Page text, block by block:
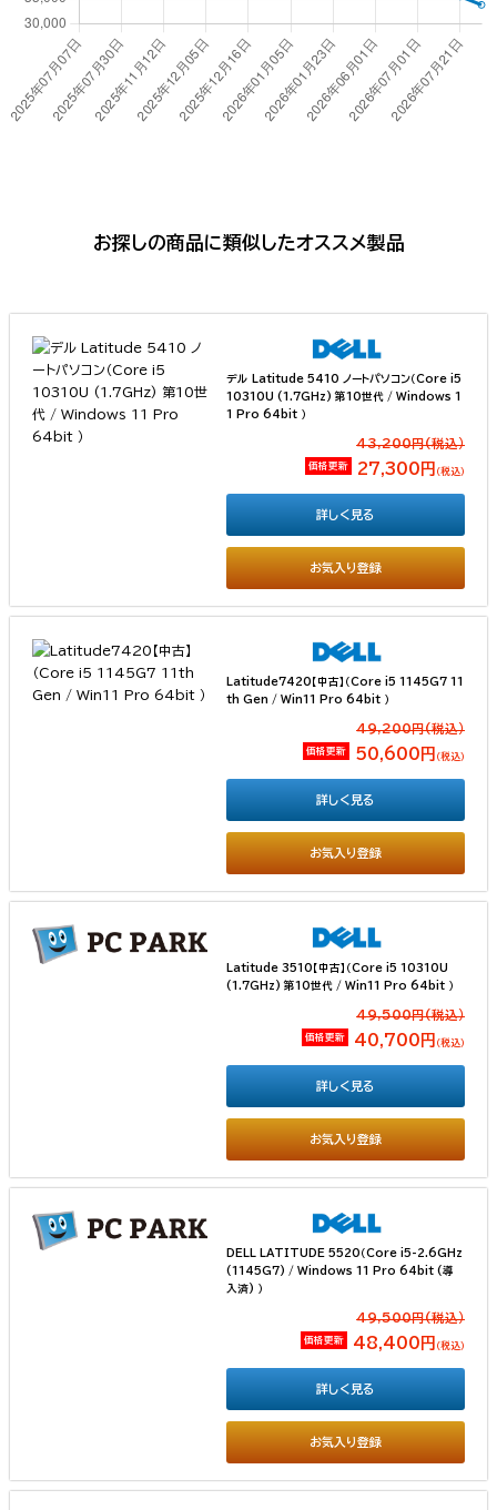
お探しの商品に類似したオススメ製品
デル Latitude 5410 ノートパソコン（Core i5
10310U (1.7GHz) 第10世代 / Windows 1
1 Pro 64bit ）
43,200円(税込）
価格更新 27,300円 （税込）
お気入り登録
詳しく見る
Latitude7420【中古】（Core i5 1145G7 11
th Gen / Win11 Pro 64bit ）
49,200円(税込）
価格更新 50,600円 （税込）
お気入り登録
詳しく見る
Latitude 3510【中古】（Core i5 10310U
(1.7GHz) 第10世代 / Win11 Pro 64bit ）
49,500円(税込）
価格更新 40,700円 （税込）
お気入り登録
詳しく見る
DELL LATITUDE 5520（Core i5-2.6GHz
(1145G7) / Windows 11 Pro 64bit (導
入済) ）
49,500円(税込）
価格更新 48,400円 （税込）
お気入り登録
詳しく見る